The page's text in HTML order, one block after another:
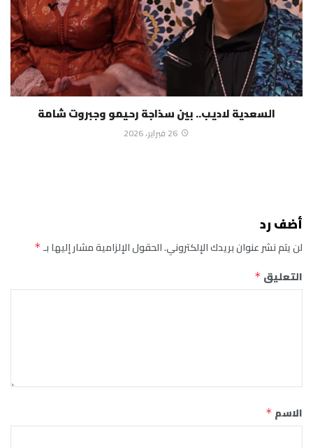
السعدية لاديب.. بين سذاجة رحيمو وجبروت شامة
26 فبراير، 2026
أضف رد
لن يتم نشر عنوان بريدك الإلكتروني.الحقول الإلزامية مشار إليها بـ*
التعليق *
الاسم *